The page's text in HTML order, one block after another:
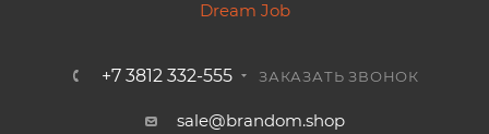
+7 3812 332-555 ЗАКАЗАТЬ ЗВОНОК
sale@brandom.shop